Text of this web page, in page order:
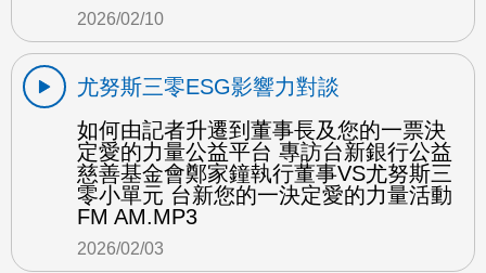
2026/02/10
尤努斯三零ESG影響力對談
如何由記者升遷到董事長及您的一票決
定愛的力量公益平台 專訪台新銀行公益
慈善基金會鄭家鐘執行董事VS尤努斯三
零小單元 台新您的一決定愛的力量活動
FM AM.MP3
2026/02/03